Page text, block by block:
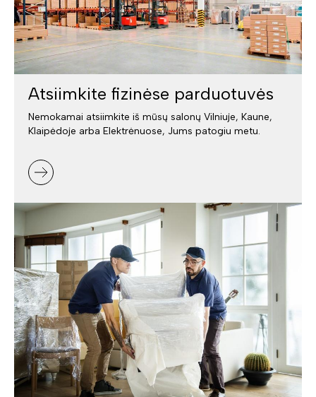
Atsiimkite fizinėse parduotuvės
Nemokamai atsiimkite iš mūsų salonų Vilniuje, Kaune,
Klaipėdoje arba Elektrėnuose, Jums patogiu metu.